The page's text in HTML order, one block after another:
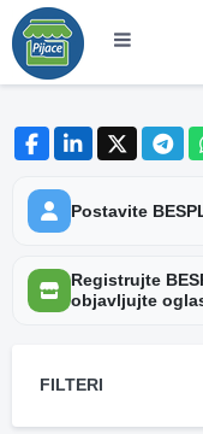
Postavite
Registrujte
objavljujte
FILTERI